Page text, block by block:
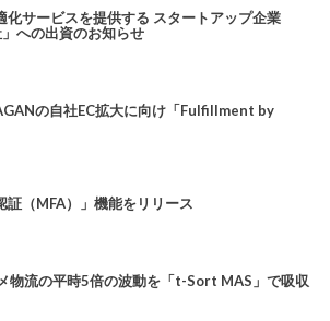
化サービスを提供する スタートアップ企業
への出資のお知らせ
の自社EC拡大に向け「Fulfillment by
証（MFA）」機能をリリース
物流の平時5倍の波動を「t-Sort MAS」で吸収